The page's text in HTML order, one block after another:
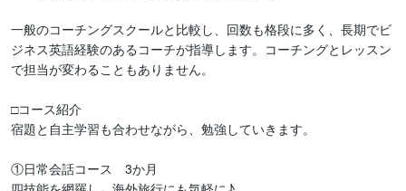
一般のコーチングスクールと比較し、回数も格段に多く、長期でビ
ジネス英語経験のあるコーチが指導します。コーチングとレッスン
で担当が変わることもありません。
□コース紹介
宿題と自主学習も合わせながら、勉強していきます。
①日常会話コース　3か月